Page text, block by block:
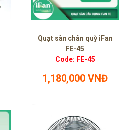
Quạt sàn chân quỳ iFan
FE-45
Code: FE-45
1,180,000 VNĐ